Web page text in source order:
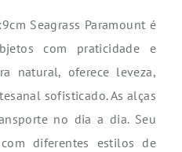
Seagrass Paramount é
com praticidade e
natural, oferece leveza,
sofisticado. As alças
no dia a dia. Seu
diferentes estilos de